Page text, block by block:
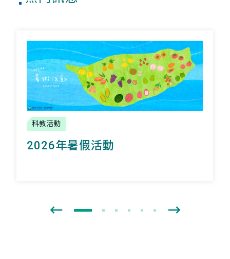
科教活動
2026年暑假活動